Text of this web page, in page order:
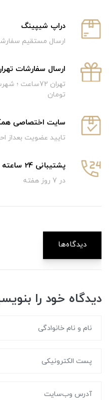
دراپ شیپینگ
ارسال مستقیم
ارسال سفارشات
تومان
سایت اختصاصی
تایید عضویت بعداز
پشتیبانی 24 ساعته
در 7 روز هفته
دیدگاه‌ها
دیدگاه خود را